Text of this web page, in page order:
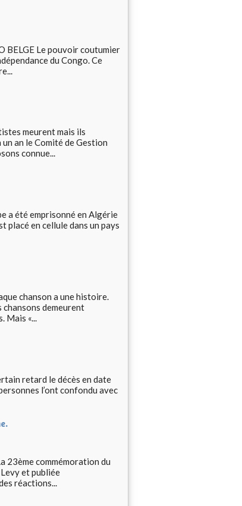
BELGE Le pouvoir coutumier
du Congo. Ce
meurent mais ils
an le Comité de Gestion
connue...
a été emprisonné en Algérie
placé en cellule dans un pays
chanson a une histoire.
demeurent
Mais «...
retard le décès en date
l’ont confondu avec
23ème commémoration du
et publiée
réactions...